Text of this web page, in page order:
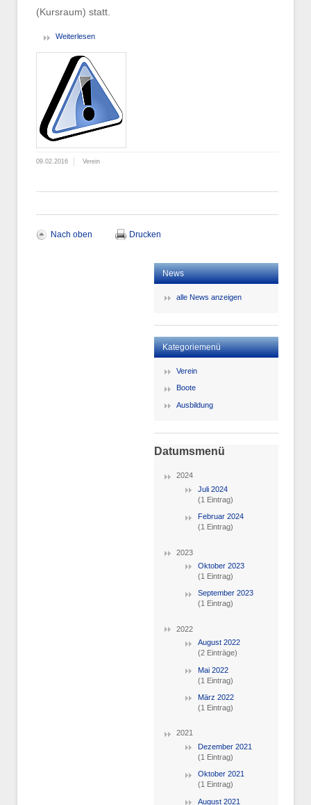
(Kursraum) statt.
Weiterlesen
09.02.2016 Verein
Nach oben Drucken
News
alle News anzeigen
Kategoriemenü
Verein
Boote
Ausbildung
Datumsmenü
2024
Juli 2024
(1 Eintrag)
Februar 2024
(1 Eintrag)
2023
Oktober 2023
(1 Eintrag)
September 2023
(1 Eintrag)
2022
August 2022
(2 Einträge)
Mai 2022
(1 Eintrag)
März 2022
(1 Eintrag)
2021
Dezember 2021
(1 Eintrag)
Oktober 2021
(1 Eintrag)
August 2021